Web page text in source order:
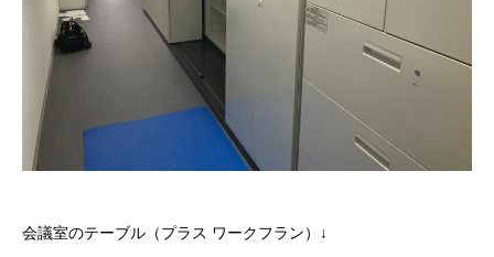
会議室のテーブル（プラス ワークフラン）↓